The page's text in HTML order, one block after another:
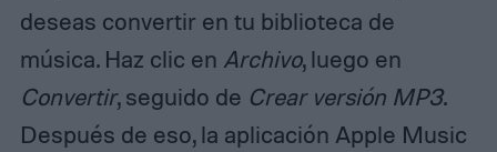
deseas convertir en tu biblioteca de
música. Haz clic en Archivo, luego en
Convertir, seguido de Crear versión MP3.
Después de eso, la aplicación Apple Music